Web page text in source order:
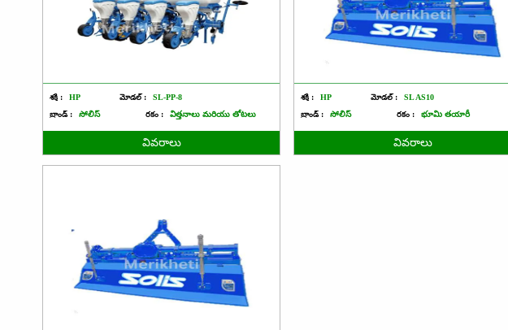
శక్తి : HP మోడల్ :
SL-PP-8
బ్రాండ్ :
సోలిస్ రకం : విత్తనాలు మరియు తోటలు
వివరాలు
శక్తి : HP మోడల్ :
SL AS10
బ్రాండ్ :
సోలిస్ రకం : భూమి తయారీ
వివరాలు